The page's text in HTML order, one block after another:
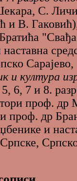
С.
и В.
Сарајево,
и култура
6, 7 и 8.
проф. др
проф. др
и